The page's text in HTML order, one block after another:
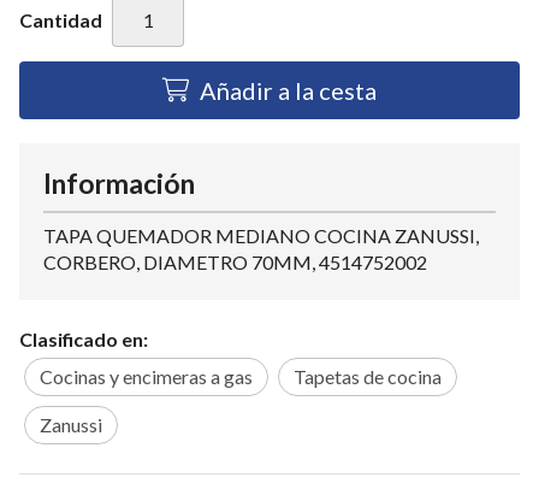
Cantidad
Añadir a la cesta
Información
TAPA QUEMADOR MEDIANO COCINA ZANUSSI,
CORBERO, DIAMETRO 70MM, 4514752002
Clasificado en:
Cocinas y encimeras a gas
Tapetas de cocina
Zanussi